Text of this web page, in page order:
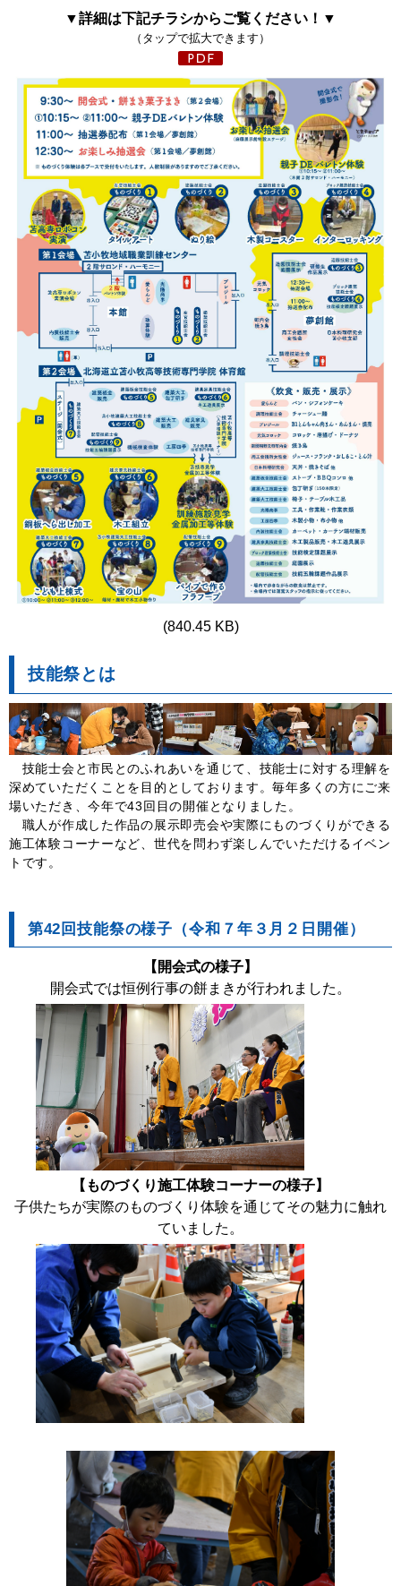
▼詳細は下記チラシからご覧ください！▼
（タップで拡大できます）
(840.45 KB)
技能祭とは
技能士会と市民とのふれあいを通じて、技能士に対する理解を
深めていただくことを目的としております。毎年多くの方にご来
場いただき、今年で43回目の開催となりました。
職人が作成した作品の展示即売会や実際にものづくりができる
施工体験コーナーなど、世代を問わず楽しんでいただけるイベン
トです。
第42回技能祭の様子（令和７年３月２日開催）
【開会式の様子】
開会式では恒例行事の餅まきが行われました。
【ものづくり施工体験コーナーの様子】
子供たちが実際のものづくり体験を通じてその魅力に触れ
ていました。